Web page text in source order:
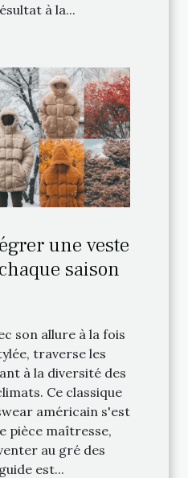
à la...
une veste
saison
son allure à la fois
traverse les
à la diversité des
Ce classique
américain s'est
pièce maîtresse,
au gré des
est...